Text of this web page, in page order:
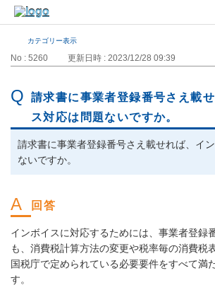
カテゴリー表示
No : 5260 更新日時 : 2023/12/28 09:39
請求書に事業者登録番号さえ載
ス対応は問題ないですか。
請求書に事業者登録番号さえ載せれば、イ
ないですか。
インボイスに対応するためには、事業者登録
も、消費税計算方法の変更や税率毎の消費税
国税庁で定められている必要要件をすべて満
す。